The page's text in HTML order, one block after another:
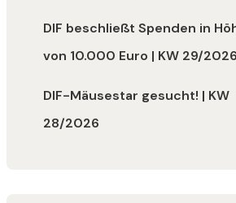
DIF beschließt Spenden in
von 10.000 Euro | KW 29/2026
DIF-Mäusestar gesucht! | KW
28/2026